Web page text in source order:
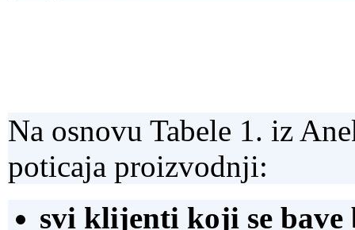
Na osnovu Tabele 1. iz
poticaja proizvodnji:
svi klijenti koji se